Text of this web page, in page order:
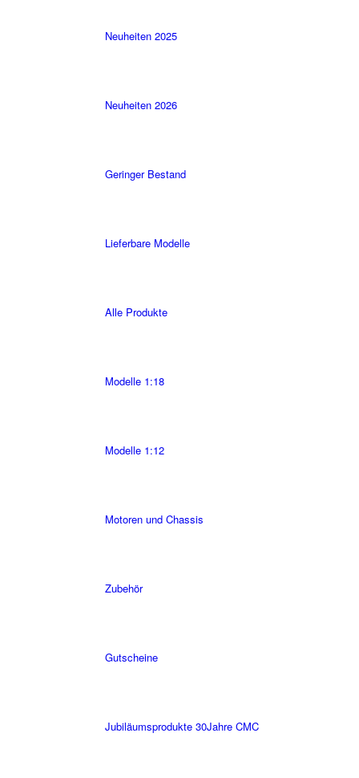
Neuheiten 2025
Neuheiten 2026
Geringer Bestand
Lieferbare Modelle
Alle Produkte
Modelle 1:18
Modelle 1:12
Motoren und Chassis
Zubehör
Gutscheine
Jubiläumsprodukte 30Jahre CMC